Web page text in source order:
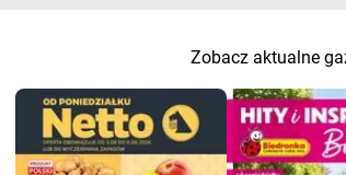
Zobacz aktualne